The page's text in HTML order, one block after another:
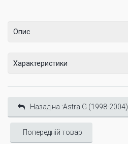
Опис
Характеристики
Назад на :Astra G (1998-2004)
Попередній товар